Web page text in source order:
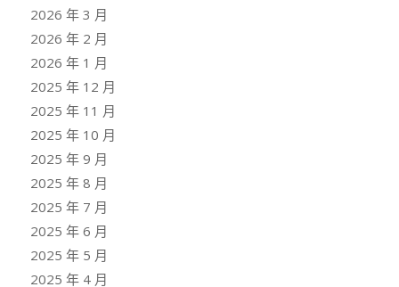
2026 年 3 月
2026 年 2 月
2026 年 1 月
2025 年 12 月
2025 年 11 月
2025 年 10 月
2025 年 9 月
2025 年 8 月
2025 年 7 月
2025 年 6 月
2025 年 5 月
2025 年 4 月